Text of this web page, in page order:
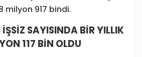
milyon 917 bindi.
SAYISINDA BİR YILLIK
117 BİN OLDU